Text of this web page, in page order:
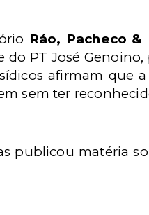
Ráo, Pacheco
do PT José
afirmam que
sem ter
publicou matéria